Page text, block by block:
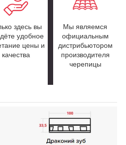
здесь вы
удобное
цены и
качества
Мы являемся
официальным
дистрибьютором
производителя
черепицы